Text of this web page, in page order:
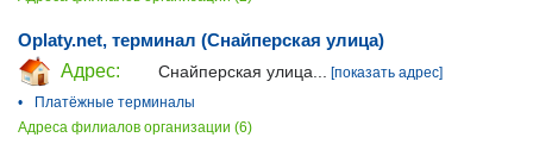
Oplaty.net, терминал (Снайперская улица)
Адрес:
Снайперская улица...
[показать адрес]
•
Платёжные терминалы
Адреса филиалов организации (6)